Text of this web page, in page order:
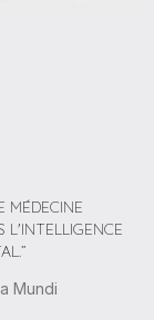
MÉDECINE
L'INTELLIGENCE
Mundi